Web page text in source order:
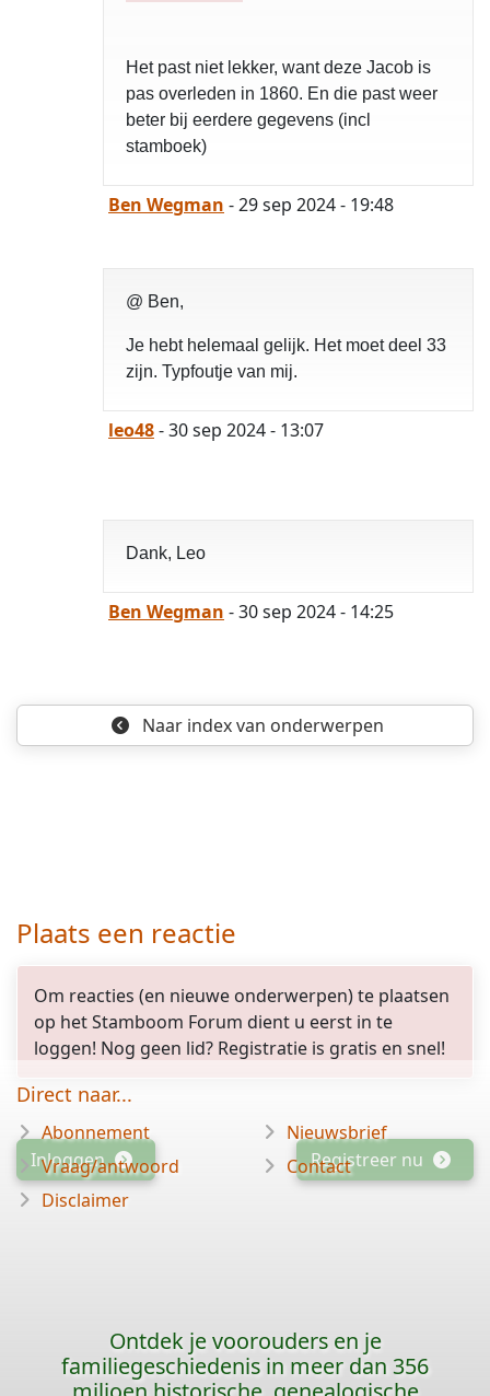
Het past niet lekker, want deze Jacob is
pas overleden in 1860. En die past weer
beter bij eerdere gegevens (incl
stamboek)
Ben Wegman - 29 sep 2024 - 19:48
@ Ben,
Je hebt helemaal gelijk. Het moet deel 33
zijn. Typfoutje van mij.
leo48- 30 sep 2024 - 13:07
Dank, Leo
Ben Wegman - 30 sep 2024 - 14:25
Naar indexvan onderwerpen
Plaats een reactie
Om reacties (en nieuwe onderwerpen) te plaatsen
op het Stamboom Forum dient u eerst in te
loggen! Nog geen lid? Registratie is gratis en snel!
Inloggen Registreer nu
Direct naar...
Abonnement
Vraag/antwoord
Disclaimer
Nieuwsbrief
Contact
Ontdek je voorouders en je
familiegeschiedenis in meer dan 356